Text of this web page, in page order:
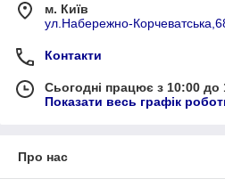
м. Київ
ул.Набережно-
Контакти
Сьогодні працює з 10:00 до
Показати весь графік
Про нас